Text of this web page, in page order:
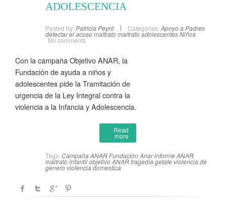
ADOLESCENCIA
Posted by: Patricia Peyró Categories: Apoyo a Padres
detectar el acosomaltratomaltrato adolescentesNiños
No comments
Con la campaña Objetivo ANAR, la
Fundación de ayuda a niños y
adolescentes pide la Tramitación de
urgencia de la Ley Integral contra la
violencia a la Infancia y Adolescencia.
Read
more
Tags: Campaña ANARFundacion Anarinforme ANAR
maltrato infantilobjetivo ANARtragedia getafe violencia de
genero violencia domestica